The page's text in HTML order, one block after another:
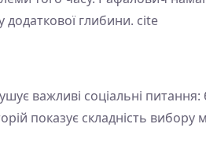
глибини. cite
важливі соціальні
показує складність вибору